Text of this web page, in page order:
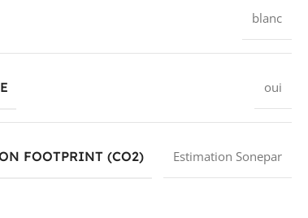
blanc
oui
FOOTPRINT (CO2) Estimation Sonepar